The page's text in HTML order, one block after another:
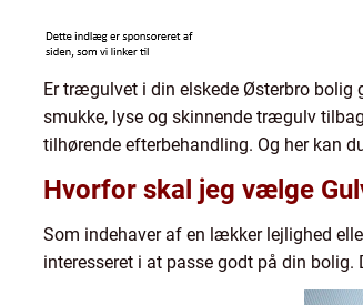
Er trægulvet i din elskede Østerbro bolig
smukke, lyse og skinnende trægulv
tilhørende efterbehandling. Og her kan
Hvorfor skal jeg vælge
Som indehaver af en lækker lejlighed
interesseret i at passe godt på din